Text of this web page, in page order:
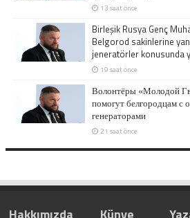
13 saat önce
Birleşik Rusya Genç
Belgorod sakinlerine
jeneratörler konusunda
19 saat önce
Волонтёры «Молодой
помогут белгородцам с
генераторами
21 saat önce
Hakkımızda Künye